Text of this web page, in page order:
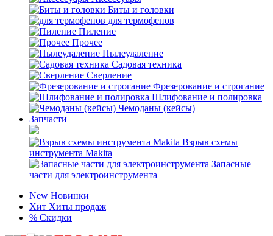
Биты и головки
для термофенов
Пиление
Прочее
Пылеудаление
Садовая техника
Сверление
Фрезерование и строгание
Шлифование и полировка
Чемоданы (кейсы)
Запчасти
Взрыв схемы
инструмента Makita
Запасные
части для электроинструмента
New Новинки
Хит Хиты продаж
% Скидки